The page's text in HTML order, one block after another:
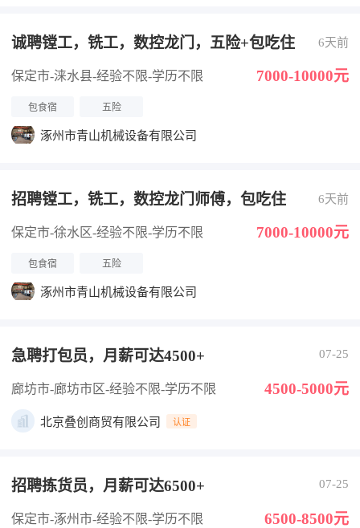
诚聘镗工，铣工，数控龙门，五险+包吃住 6天前
保定市-涞水县-经验不限-学历不限 7000-10000元
包食宿 五险
涿州市青山机械设备有限公司
招聘镗工，铣工，数控龙门师傅，包吃住 6天前
保定市-徐水区-经验不限-学历不限 7000-10000元
包食宿 五险
涿州市青山机械设备有限公司
急聘打包员，月薪可达4500+ 07-25
廊坊市-廊坊市区-经验不限-学历不限 4500-5000元
北京叠创商贸有限公司 认证
招聘拣货员，月薪可达6500+ 07-25
保定市-涿州市-经验不限-学历不限 6500-8500元